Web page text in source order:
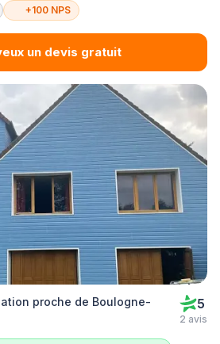
+100 NPS
un devis gratuit
proche de Boulogne-
5
2 avis